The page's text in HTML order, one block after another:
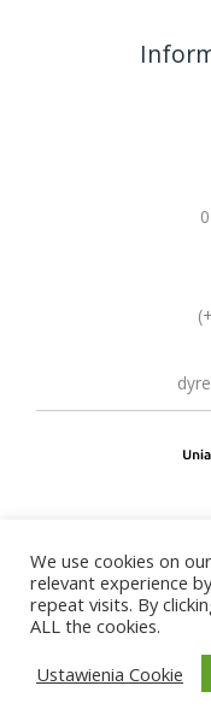
Copyright © 2026
We use cookies on
relevant experience
repeat visits. By
ALL the cookies.
Ustawienia Cookie